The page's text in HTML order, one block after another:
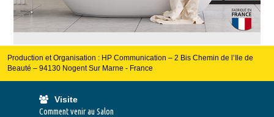
Production et Organisation : HP Communication – 2 Bis Chemin de l’Ile de
Beauté – 94130 Nogent Sur Marne - France
Visite
Comment venir au Salon